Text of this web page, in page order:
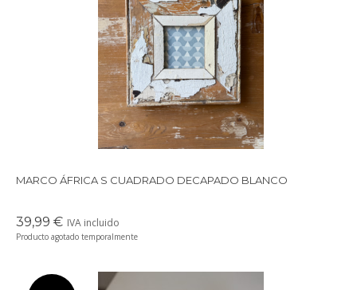
Precioso marco cuadrado para colgar o apoyar en la pared
realizado con maderas recicladas.
MARCO ÁFRICA S CUADRADO DECAPADO BLANCO
39,99 € IVA incluido
Producto agotado temporalmente